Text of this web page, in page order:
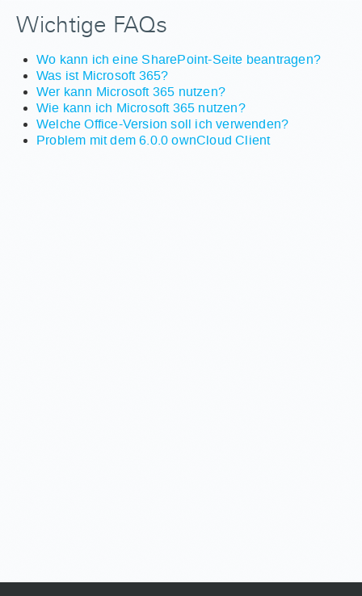
Wichtige FAQs
Wo kann ich eine SharePoint-Seite beantragen?
Was ist Microsoft 365?
Wer kann Microsoft 365 nutzen?
Wie kann ich Microsoft 365 nutzen?
Welche Office-Version soll ich verwenden?
Problem mit dem 6.0.0 ownCloud Client